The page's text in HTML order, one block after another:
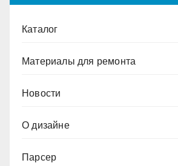
Каталог
Материалы для ремонта
Новости
О дизайне
Парсер